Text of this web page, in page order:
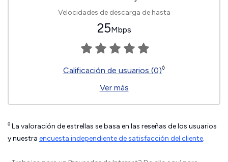
Velocidades de descarga de hasta
25Mbps
Calificación de usuarios (0)◊
Ver más
◊ La valoración de estrellas se basa en las reseñas de los usuarios
y nuestra encuesta independiente de satisfacción del cliente.